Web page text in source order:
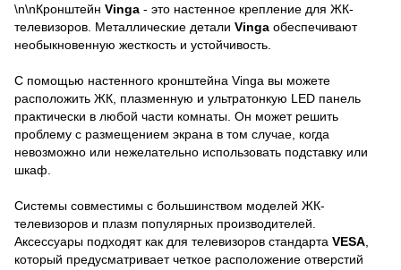
\n\nКронштейн Vinga - это настенное крепление для ЖК-
телевизоров. Металлические детали Vinga обеспечивают
необыкновенную жесткость и устойчивость.
С помощью настенного кронштейна Vinga вы можете
расположить ЖК, плазменную и ультратонкую LED панель
практически в любой части комнаты. Он может решить
проблему с размещением экрана в том случае, когда
невозможно или нежелательно использовать подставку или
шкаф.
Системы совместимы с большинством моделей ЖК-
телевизоров и плазм популярных производителей.
Аксессуары подходят как для телевизоров стандарта VESA
который предусматривает четкое расположение отверстий